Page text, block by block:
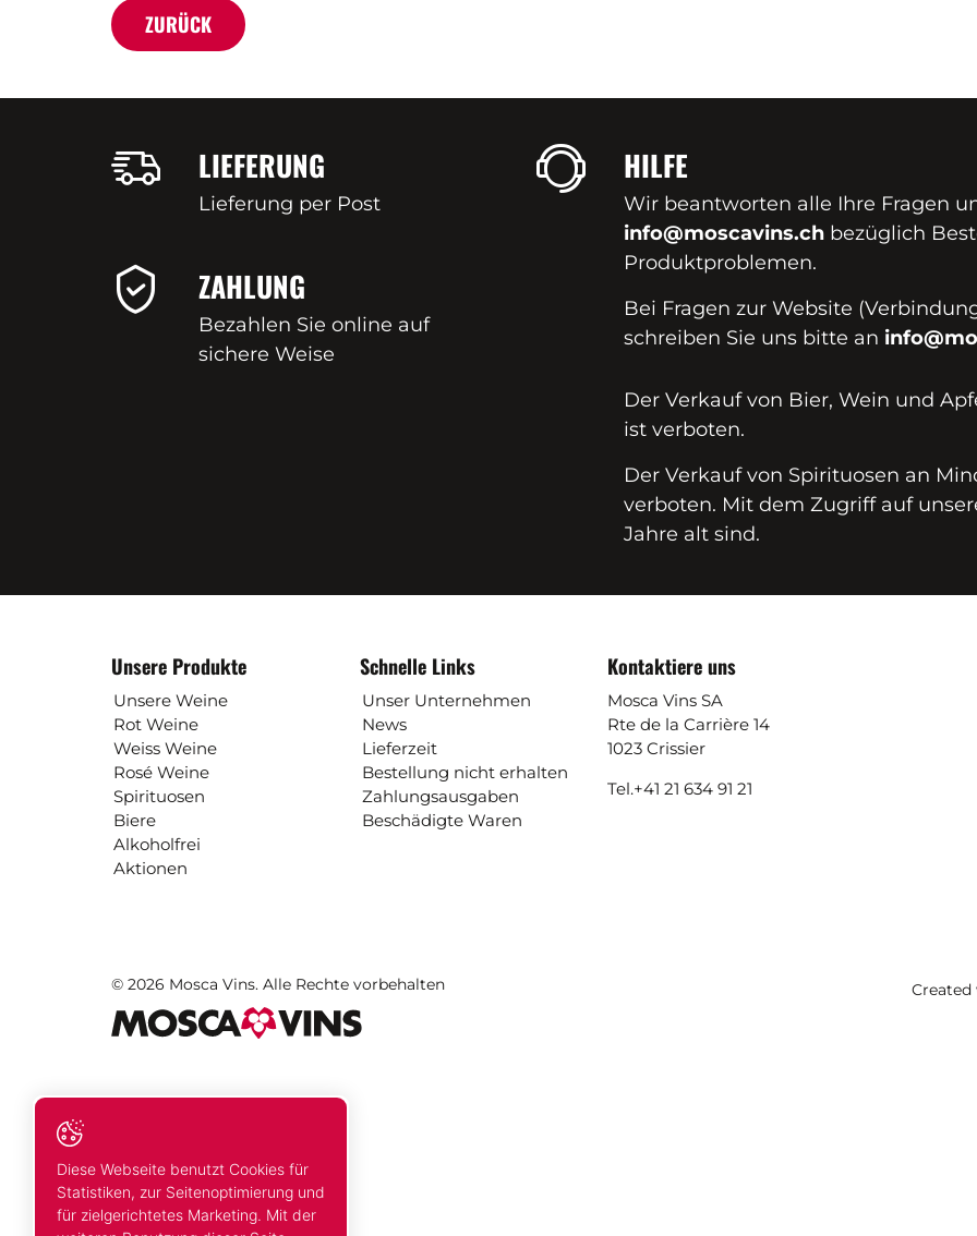
ZURÜCK
LIEFERUNG
Lieferung per Post
ZAHLUNG
Bezahlen Sie online auf
sichere Weise
HILFE
Wir beantworten alle Ihre Fragen
info@moscavins.ch bezüglich
Produktproblemen.
Bei Fragen zur Website
schreiben Sie uns bitte an
Der Verkauf von Bier, Wein und
ist verboten.
Der Verkauf von Spirituosen an
verboten. Mit dem Zugriff auf
Jahre alt sind.
Unsere Produkte
Unsere Weine
Rot Weine
Weiss Weine
Rosé Weine
Spirituosen
Biere
Alkoholfrei
Aktionen
Schnelle Links
Unser Unternehmen
News
Lieferzeit
Bestellung nicht erhalten
Zahlungsausgaben
Beschädigte Waren
Kontaktiere uns
Mosca Vins SA
Rte de la Carrière 14
1023 Crissier
Tel.+41 21 634 91 21
© 2026 Mosca Vins. Alle Rechte vorbehalten
Diese Webseite benutzt Cookies für
Statistiken, zur Seitenoptimierung und
für zielgerichtetes Marketing. Mit der